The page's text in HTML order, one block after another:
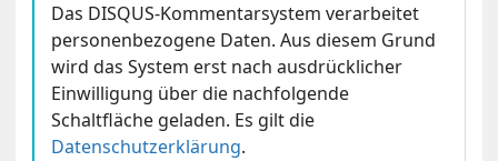
Das DISQUS-Kommentarsystem verarbeitet
personenbezogene Daten. Aus diesem Grund
wird das System erst nach ausdrücklicher
Einwilligung über die nachfolgende
Schaltfläche geladen. Es gilt die
Datenschutzerklärung.